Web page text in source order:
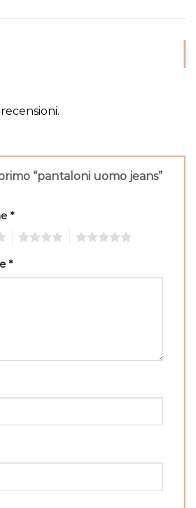
“pantaloni uomo jeans”
*
*